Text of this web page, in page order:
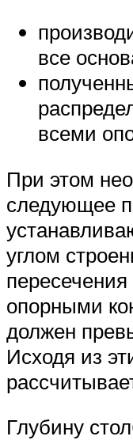
все
всеми
При этом
следующее
углом
опорными
должен
Исходя из
Глубину